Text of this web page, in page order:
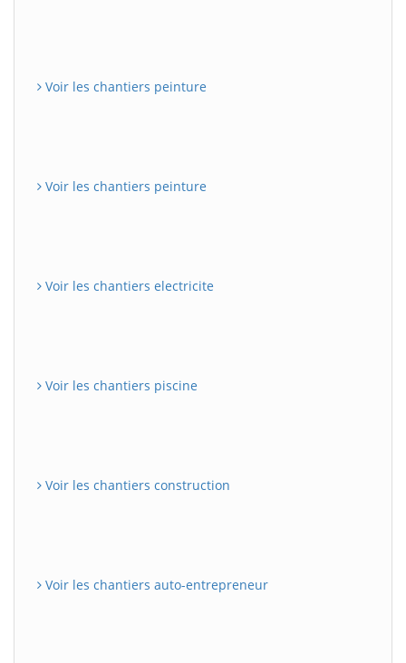
Voir les chantiers peinture
Voir les chantiers peinture
Voir les chantiers electricite
Voir les chantiers piscine
Voir les chantiers construction
Voir les chantiers auto-entrepreneur